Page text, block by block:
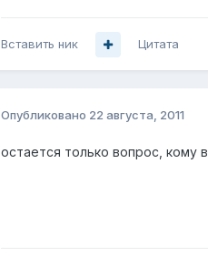
Вставить ник Цитата
Опубликовано 22 августа, 2011
остается только вопрос, кому